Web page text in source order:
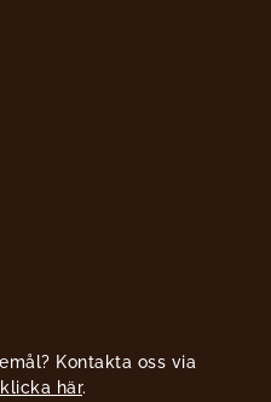
Kontakta oss via
klicka här.